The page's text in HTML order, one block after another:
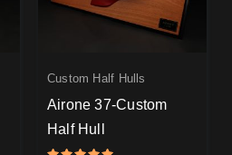
Custom Half Hulls
Airone 37-Custom
Half Hull